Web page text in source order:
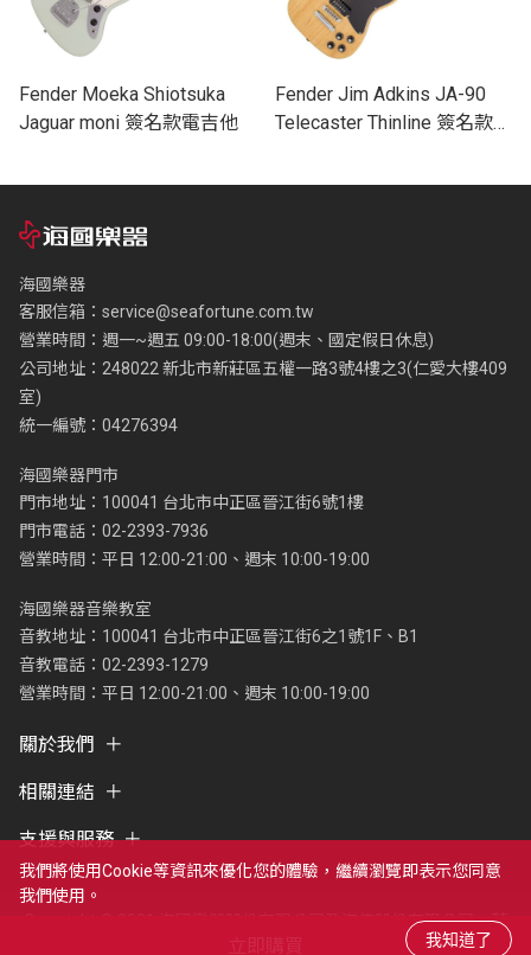
Fender Moeka Shiotsuka
Jaguar moni 簽名款電吉他
Fender Jim Adkins JA-90
Telecaster Thinline 簽名款電
海國樂器
客服信箱： service@seafortune.com.tw
營業時間：週一~週五 09:00-18:00(週末、國定假日休息)
公司地址：248022 新北市新莊區五權一路3號4樓之3(仁愛大樓409
室)
統一編號：04276394
海國樂器門市
門市地址：100041 台北市中正區晉江街6號1樓
門市電話：02-2393-7936
營業時間：平日 12:00-21:00、週末 10:00-19:00
海國樂器音樂教室
音教地址：100041 台北市中正區晉江街6之1號1F、B1
音教電話：02-2393-1279
營業時間：平日 12:00-21:00、週末 10:00-19:00
關於我們
相關連結
支援與服務
Copyright © 2021 海國樂器股份有限公司及海億股份有限公司，著
我們將使用cookie等資訊來優化您的體驗，繼續瀏覽即表示您同意
我們使用。